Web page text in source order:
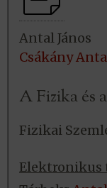
Antal János
Csákány
A Fizika és
Fizikai
Elektronikus